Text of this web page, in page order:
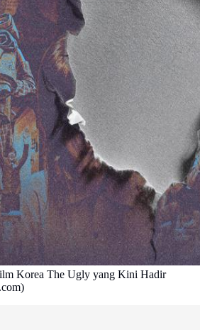
Korea The Ugly yang Kini Hadir